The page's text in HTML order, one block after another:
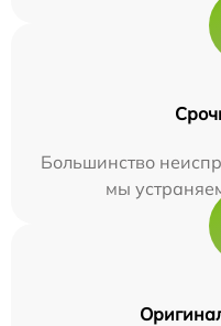
Большинство
мы